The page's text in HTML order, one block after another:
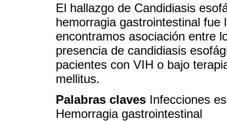
El hallazgo de Candidiasis
hemorragia gastrointestinal fue
encontramos asociación entre
presencia de candidiasis
pacientes con VIH o bajo
mellitus.
Palabras claves Infecciones
Hemorragia gastrointestinal